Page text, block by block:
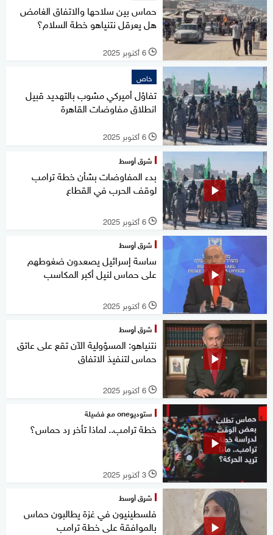
حماس بين سلاحها والاتفاق الغامض
هل يعرقل نتنياهو خطة السلام؟
l 6 أكتوبر 2025
خاص
تفاؤل أميركي مشوب بالتهديد قبيل
انطلاق مفاوضات القاهرة
l 6 أكتوبر 2025
شرق أوسط
بدء المفاوضات بشأن خطة ترامب
لوقف الحرب في القطاع
l 6 أكتوبر 2025
شرق أوسط
ساسة إسرائيل يصعدون ضغوطهم
على حماس لنيل أكبر المكاسب
l 6 أكتوبر 2025
شرق أوسط
نتنياهو: المسؤولية الآن تقع على عاتق
حماس لتنفيذ الاتفاق
l 6 أكتوبر 2025
ستوديوone مع فضيلة
خطة ترامب.. لماذا تأخر رد حماس؟
l 3 أكتوبر 2025
شرق أوسط
فلسطينيون في غزة يطالبون حماس
بالموافقة على خطة ترامب